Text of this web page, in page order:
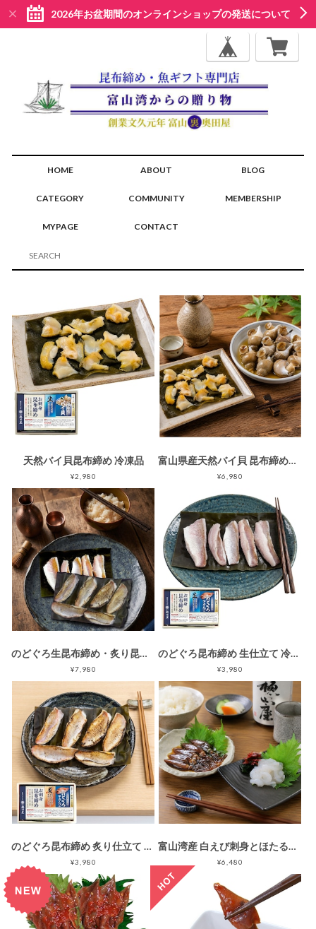
2026年お盆期間のオンラインショップの発送について
HOME ABOUT BLOG
CATEGORY COMMUNITY MEMBERSHIP
MYPAGE CONTACT
天然バイ貝昆布締め 冷凍品
¥2,980
富山県産天然バイ貝 昆布締めと含め煮の酒の肴二種セット 冷凍品 ギフト箱入り
¥6,980
のどぐろ生昆布締め・炙り昆布締め 食べ比べ2点ギフト 冷凍品 ギフト箱入
¥7,980
のどぐろ昆布締め 生仕立て 冷凍品
¥3,980
のどぐろ昆布締め 炙り仕立て 冷凍品
¥3,980
富山湾産 白えび刺身とほたるいか沖漬け 秘石二種ギフト 富山湾の藍のきらめき 冷凍品
¥6,480